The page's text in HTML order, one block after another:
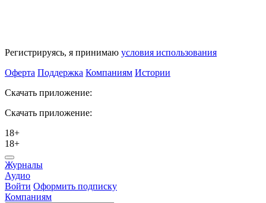
Регистрируясь, я принимаю условия использования
Оферта Поддержка Компаниям Истории
Скачать приложение:
Скачать приложение:
18+
18+
Журналы
Аудио
Войти Оформить подписку
Компаниям